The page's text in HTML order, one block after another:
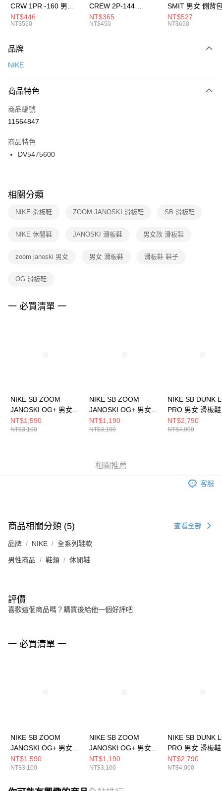
元大商業銀行
台灣樂天信用卡公司
全盈+PAY
AFTEE先享後付
【關於「AFTEE先享後付」】
便利好安心！
３．安心：先確認商品／服務後，再付款。
【「AFTEE先享後付」結帳流程】
１．於結帳方式選擇「AFTEE先享後付」後，將跳轉至「AFTEE先享後付」
２．訂單成立數日內，您將收到繳費通知簡訊。
３．收到繳費通知簡訊後14天內，點擊此簡訊中的連結，可透過四大超商／
ATM／網路銀行／等多元方式進行付款，方視為交易完成。
※ 交易是否成功請以「AFTEE先享後付 」之結帳頁面顯示為準，若有關於
是否繳費成功／繳費後需取消欲退款等相關疑問，請聯繫「AFTEE先享後付
客戶支援中心」
https://netprotections.freshdesk.com/support/home
１．透過由恩沛科技股份有限公司提供之「AFTEE先享後付」服務完成之交
權轉讓予恩沛科技股份有限公司。
３．未成年的使用者請事先徵得法定代理人或監護人之同意方可使用
４．使用「AFTEE先享後付」時，將依據個別帳號之用戶狀況，依本公司即
運送方式
每筆NT$100，滿NT$1,500(含以上)免運費
宅配
每筆NT$100，滿NT$1,500(含以上)免運費
付款後門市自取
每筆NT$100，滿NT$1,500(含以上)免運費
CRW 1PR -160 男女
中統襪 FZ3393100
NT$446
NT$550
CREW 2P-144
EMBRDY 男女 短統襪
FZ3073133
NT$365
NT$450
SMIT 男女 側背
BA5871010
NT$527
NT$650
品牌
NIKE
商品特色
商品編號
11564847
商品特色
DV5475600
相關分類
NIKE 滑板鞋 ZOOM JANOSKI 滑板鞋 SB 滑板鞋
NIKE 休閒鞋 JANOSKI 滑板鞋 男女款 滑板鞋
zoom janoski 男女 男女 滑板鞋 滑板鞋 鞋子
OG 滑板鞋
一 必買清單 一
NIKE SB ZOOM
JANOSKI OG+ 男女
滑板鞋 DV5475500
NT$1,590
NT$3,100
NIKE SB ZOOM
JANOSKI OG+ 男女
滑板鞋 DV5475300
NT$1,190
NT$3,100
NIKE SB DUNK
PRO 男女 滑板鞋
HJ4135600
NT$2,790
NT$4,000
相關推薦
客服
商品相關分類 (5) 查看全部
品牌 NIKE 全系列鞋款
男性商品 鞋類 休閒鞋
評價
喜歡這個商品嗎？購買後給他一個好評吧
一 必買清單 一
NIKE SB ZOOM
JANOSKI OG+ 男女
滑板鞋 DV5475500
NT$1,590
NT$3,100
NIKE SB ZOOM
JANOSKI OG+ 男女
滑板鞋 DV5475300
NT$1,190
NT$3,100
NIKE SB DUNK
PRO 男女 滑板鞋
HJ4135600
NT$2,790
NT$4,000